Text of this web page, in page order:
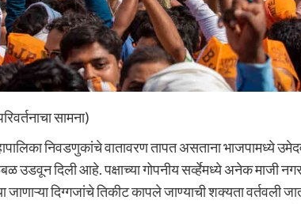
सामना)
निवडणुकांचे वातावरण तापत असताना भाजपामध्ये
उडवून दिली आहे. पक्षाच्या गोपनीय सर्व्हेमध्ये अनेक माजी
जाणाऱ्या दिग्गजांचे तिकीट कापले जाण्याची शक्यता वर्तवली